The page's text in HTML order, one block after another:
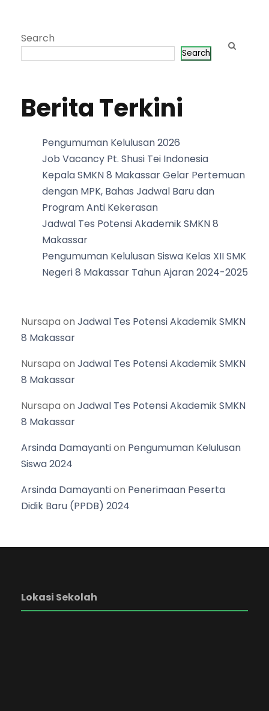
Search
Search
Berita Terkini
Pengumuman Kelulusan 2026
Job Vacancy Pt. Shusi Tei Indonesia
Kepala SMKN 8 Makassar Gelar Pertemuan
dengan MPK, Bahas Jadwal Baru dan
Program Anti Kekerasan
Jadwal Tes Potensi Akademik SMKN 8
Makassar
Pengumuman Kelulusan Siswa Kelas XII SMK
Negeri 8 Makassar Tahun Ajaran 2024-2025
Nursapa on Jadwal Tes Potensi Akademik SMKN
8 Makassar
Nursapa on Jadwal Tes Potensi Akademik SMKN
8 Makassar
Nursapa on Jadwal Tes Potensi Akademik SMKN
8 Makassar
Arsinda Damayantion Pengumuman Kelulusan
Siswa 2024
Arsinda Damayantion Penerimaan Peserta
Didik Baru (PPDB) 2024
Lokasi Sekolah